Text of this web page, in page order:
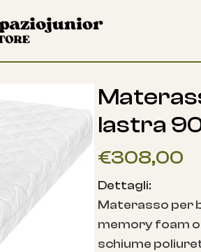
lastra
€308,00
Dettagli:
Materasso per
memory foam
schiume